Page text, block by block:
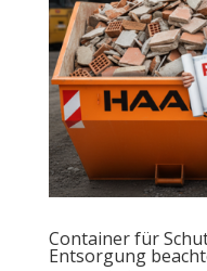
Container für
Entsorgung